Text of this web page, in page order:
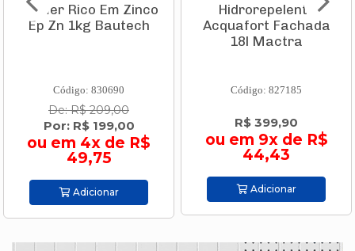
Primer Rico Em Zinco
Ep Zn 1kg Bautech
Código: 830690
De: R$ 209,00
Por: R$ 199,00
ou em 4x de R$
49,75
Adicionar
Hidrorepelente
Acquafort Fachada
18l Mactra
Código: 827185
R$ 399,90
ou em 9x de R$
44,43
Adicionar